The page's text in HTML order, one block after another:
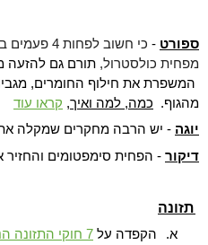
ספורט -
כי חשוב
מפחית כולסטרול, תורם גם להזעה
המשפרת את חילוף החומרים,
מהגוף. כמה, למה ואיך, קראו עוד
יוגה - יש הרבה מחקרים שמקלה
דיקור - הפחית סימפטומים והחזיר
תזונה
א.
הקפדה על 7 חוקי התזונה הנכונה